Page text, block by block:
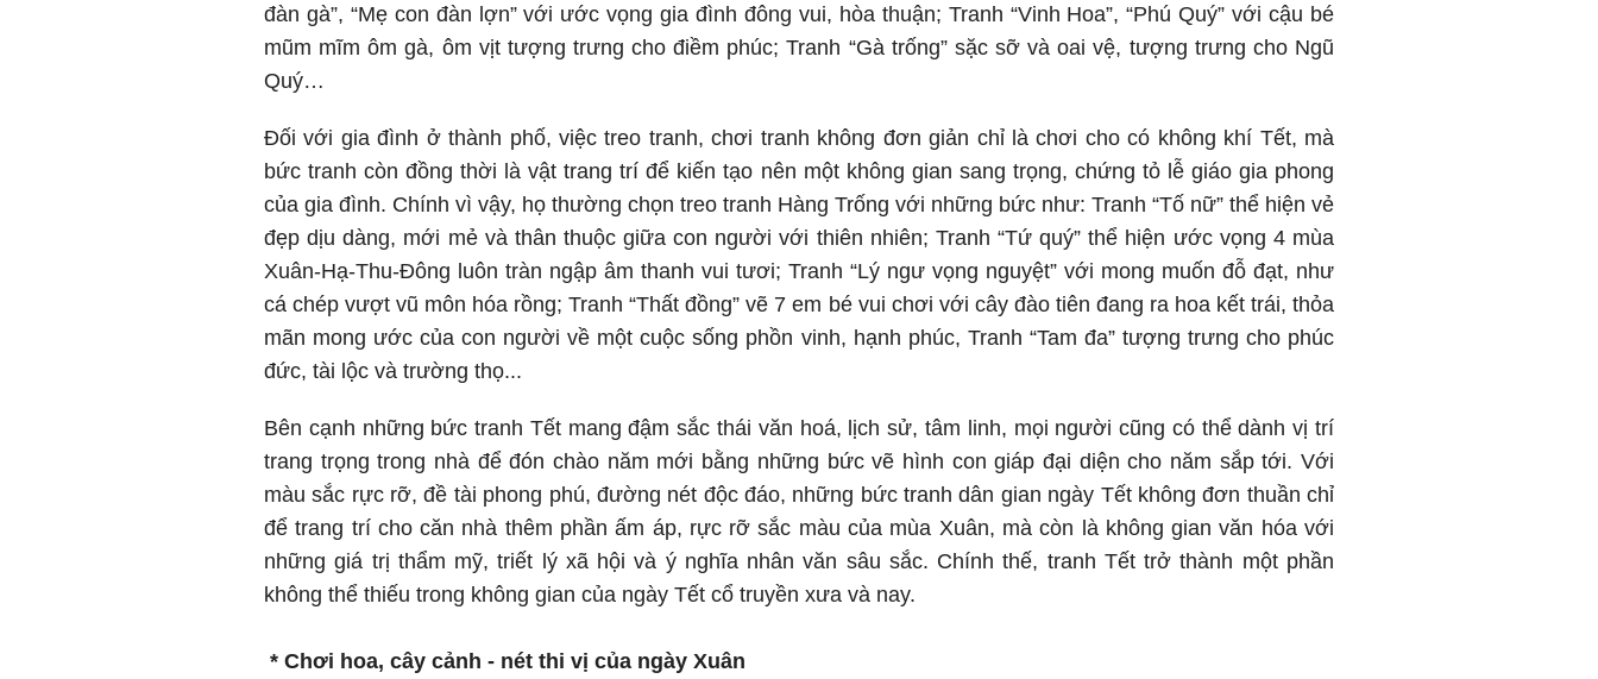
đàn gà”, “Mẹ con đàn lợn” với ước vọng gia đình đông vui, hòa thuận; Tranh “Vinh Hoa”, “Phú Quý” với cậu bé
mũm mĩm ôm gà, ôm vịt tượng trưng cho điềm phúc; Tranh “Gà trống” sặc sỡ và oai vệ, tượng trưng cho Ngũ
Quý…
Đối với gia đình ở thành phố, việc treo tranh, chơi tranh không đơn giản chỉ là chơi cho có không khí Tết, mà
bức tranh còn đồng thời là vật trang trí để kiến tạo nên một không gian sang trọng, chứng tỏ lễ giáo gia phong
của gia đình. Chính vì vậy, họ thường chọn treo tranh Hàng Trống với những bức như: Tranh “Tố nữ” thể hiện vẻ
đẹp dịu dàng, mới mẻ và thân thuộc giữa con người với thiên nhiên; Tranh “Tứ quý” thể hiện ước vọng 4 mùa
Xuân-Hạ-Thu-Đông luôn tràn ngập âm thanh vui tươi; Tranh “Lý ngư vọng nguyệt” với mong muốn đỗ đạt, như
cá chép vượt vũ môn hóa rồng; Tranh “Thất đồng” vẽ 7 em bé vui chơi với cây đào tiên đang ra hoa kết trái, thỏa
mãn mong ước của con người về một cuộc sống phồn vinh, hạnh phúc, Tranh “Tam đa” tượng trưng cho phúc
đức, tài lộc và trường thọ...
Bên cạnh những bức tranh Tết mang đậm sắc thái văn hoá, lịch sử, tâm linh, mọi người cũng có thể dành vị trí
trang trọng trong nhà để đón chào năm mới bằng những bức vẽ hình con giáp đại diện cho năm sắp tới. Với
màu sắc rực rỡ, đề tài phong phú, đường nét độc đáo, những bức tranh dân gian ngày Tết không đơn thuần chỉ
để trang trí cho căn nhà thêm phần ấm áp, rực rỡ sắc màu của mùa Xuân, mà còn là không gian văn hóa với
những giá trị thẩm mỹ, triết lý xã hội và ý nghĩa nhân văn sâu sắc. Chính thế, tranh Tết trở thành một phần
không thể thiếu trong không gian của ngày Tết cổ truyền xưa và nay.
* Chơi hoa, cây cảnh - nét thi vị của ngày Xuân